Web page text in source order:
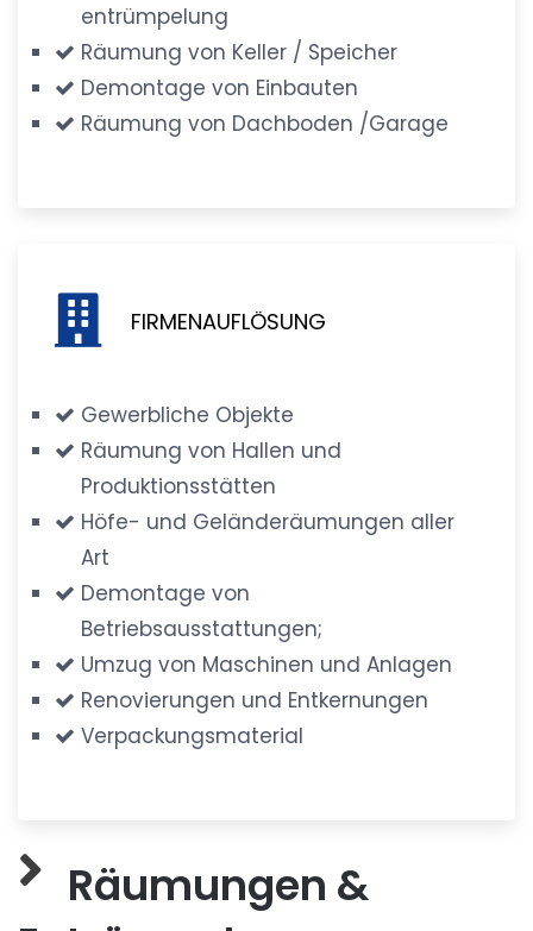
entrümpelung
Räumung von Keller / Speicher
Demontage von Einbauten
Räumung von Dachboden /Garage
FIRMENAUFLÖSUNG
Gewerbliche Objekte
Räumung von Hallen und
Produktionsstätten
Höfe- und Geländeräumungen aller
Art
Demontage von
Betriebsausstattungen;
Umzug von Maschinen und Anlagen
Renovierungen und Entkernungen
Verpackungsmaterial
Räumungen &